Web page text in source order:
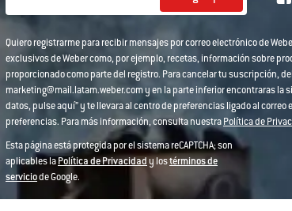
Quiero registrarme para recibir mensajes por correo electrónico de
exclusivos de Weber como, por ejemplo, recetas, información sobre
proporcionado como parte del registro. Para cancelar tu suscripción,
marketing@mail.latam.weber.com y en la parte inferior encontraras la
datos, pulse aquí” y te llevara al centro de preferencias ligado al
preferencias. Para más información, consulta nuestraPolítica de
Esta página está protegida por el sistema reCAPTCHA; son
aplicables laPolítica de Privacidady lostérminos de
serviciode Google.